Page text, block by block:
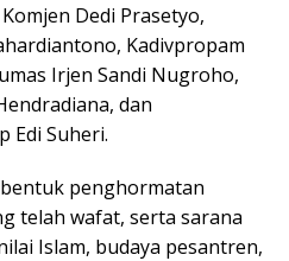
Dedi Prasetyo,
Kadivpropam
Irjen Sandi Nugroho,
dan
Edi Suheri.
penghormatan
telah wafat, serta sarana
Islam, budaya pesantren,